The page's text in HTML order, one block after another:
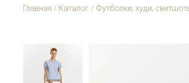
Главная / Каталог / Футболки, худи,